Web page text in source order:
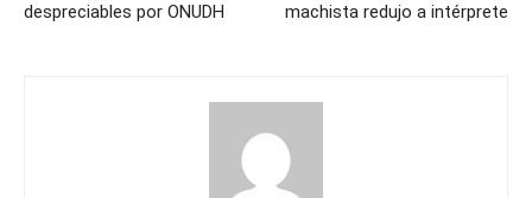
despreciables por ONUDH
machista redujo a intérprete